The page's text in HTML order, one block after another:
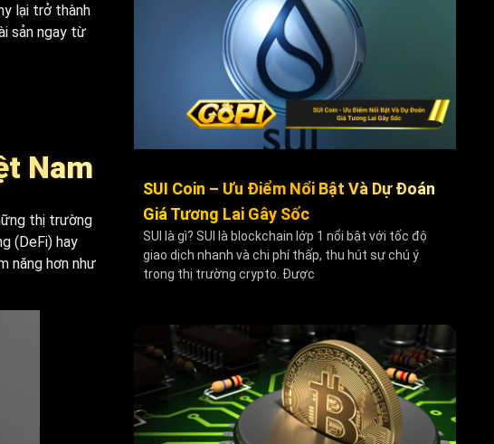
lại trở thành
sản ngay từ
Nam
thị trường
(DeFi) hay
năng hơn như
SUI Coin – Ưu Điểm Nổi Bật Và Dự Đoán
Giá Tương Lai Gây Sốc
SUI là gì? SUI là blockchain lớp 1 nổi bật với tốc độ
giao dịch nhanh và chi phí thấp, thu hút sự chú ý
trong thị trường crypto. Được